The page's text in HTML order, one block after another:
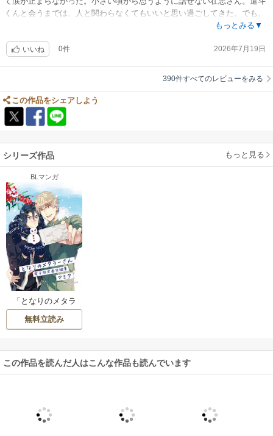
普通背景がなくて真っ白だと、白っぽすぎるとか手抜きという印象になる
と思うんですが、きちんと考えられた余白だから敢えて白い背景にするこ
してみちこさんのインパクトがすごい良かったです。人情味のあるバーの
ママでした笑。
くんと会うまでは、人と関わらなくてもいいと思い過ごしてきた。でも、
遣斗くんと出会い、人は一人では生きていけない事に気づき、変わろうと
笑ったり泣いたりほんわかしたり、いろいろな感情をくれる素敵な作品で
もっとみる▼
いいね 0件 2026年7月19日
390件すべてのレビューをみる
この作品をシェアしよう
シリーズ作品 もっと見る
BLマンガ
「となりのメタラ
ーさん」番外編集
【電子限定版】
無料立読み
この作品を読んだ人はこんな作品も読んでいます